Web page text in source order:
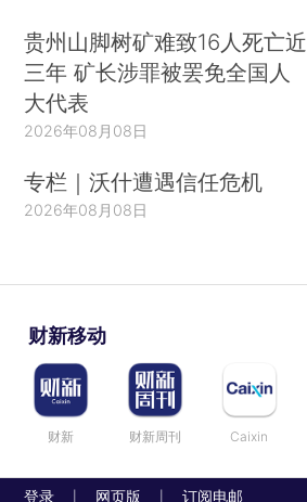
贵州山脚树矿难致16人死亡近
三年 矿长涉罪被罢免全国人
大代表
2026年08月08日
专栏｜沃什遭遇信任危机
2026年08月08日
财新移动
财新 财新周刊 Caixin
登录 网页版 订阅电邮